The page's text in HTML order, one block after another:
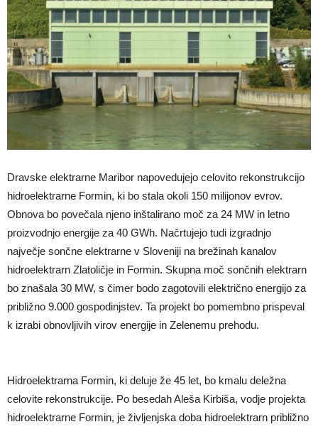
Dravske elektrarne Maribor napovedujejo celovito rekonstrukcijo
hidroelektrarne Formin, ki bo stala okoli 150 milijonov evrov.
Obnova bo povečala njeno inštalirano moč za 24 MW in letno
proizvodnjo energije za 40 GWh. Načrtujejo tudi izgradnjo
največje sončne elektrarne v Sloveniji na brežinah kanalov
hidroelektrarn Zlatoličje in Formin. Skupna moč sončnih elektrarn
bo znašala 30 MW, s čimer bodo zagotovili električno energijo za
približno 9.000 gospodinjstev. Ta projekt bo pomembno prispeval
k izrabi obnovljivih virov energije in Zelenemu prehodu.
Hidroelektrarna Formin, ki deluje že 45 let, bo kmalu deležna
celovite rekonstrukcije. Po besedah Aleša Kirbiša, vodje projekta
hidroelektrarne Formin, je življenjska doba hidroelektrarn približno